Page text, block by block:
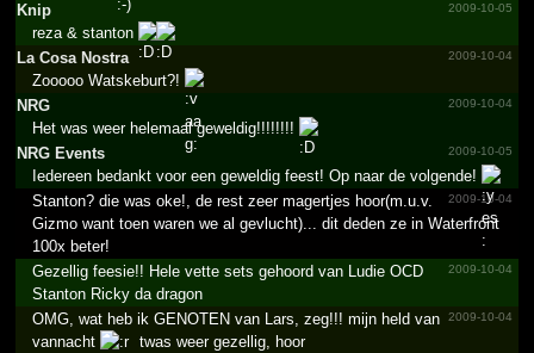
Knip
2009-10-05
reza & stanton
La Cosa Nostra
2009-10-04
Zooooo Watskeburt?!
NRG
2009-10-04
Het was weer helemaal geweldig!!!!!!!!
NRG Events
2009-10-05
Iedereen bedankt voor een geweldig feest! Op naar de volgende!
2009-10-04
Stanton? die was oke!, de rest zeer magertjes hoor(m.u.v.
Gizmo want toen waren we al gevlucht)... dit deden ze in Waterfront
100x beter!
2009-10-04
Gezellig feesie!! Hele vette sets gehoord van Ludie OCD
Stanton Ricky da dragon
2009-10-04
OMG, wat heb ik GENOTEN van Lars, zeg!!! mijn held van
vannacht
twas weer gezellig, hoor